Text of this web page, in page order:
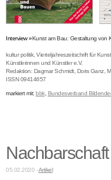
Interview »Kunst am Bau: Gestaltung von
kultur politik, Vierteljahreszeitschrift für
Künstlerinnen und Künstler e.V.
Redaktion: Dagmar Schmidt, Doris Ganz,
ISSN 09414657
markiert mit: bbk, Bundesverband
Nachbarschaft
05.02.2020 -Artikel